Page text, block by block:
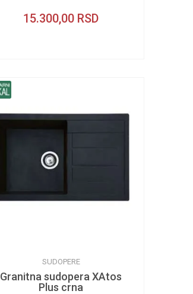
15.300,00 RSD
SUDOPERE
Granitna sudopera XAtos
Plus crna